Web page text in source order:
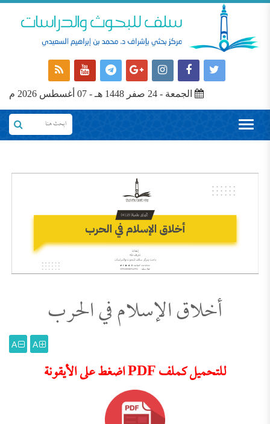
الجمعة - 24 صفر 1448 هـ - 07 أغسطس 2026 م
أخلاق الإسلام في الحرب
A
A
للتحميل كملف PDF اضغط على الأيقونة